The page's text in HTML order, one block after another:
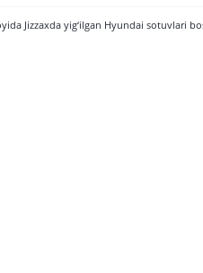
Jizzaxda yig‘ilgan Hyundai sotuvlari